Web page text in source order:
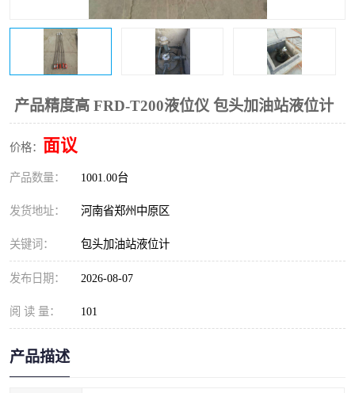
产品精度高 FRD-T200液位仪 包头加油站液位计
价格： 面议
产品数量： 1001.00台
发货地址： 河南省郑州中原区
关键词： 包头加油站液位计
发布日期： 2026-08-07
阅 读 量： 101
产品描述
智能锅炉水位计 电容液位计
流量仪表 加油站液位仪